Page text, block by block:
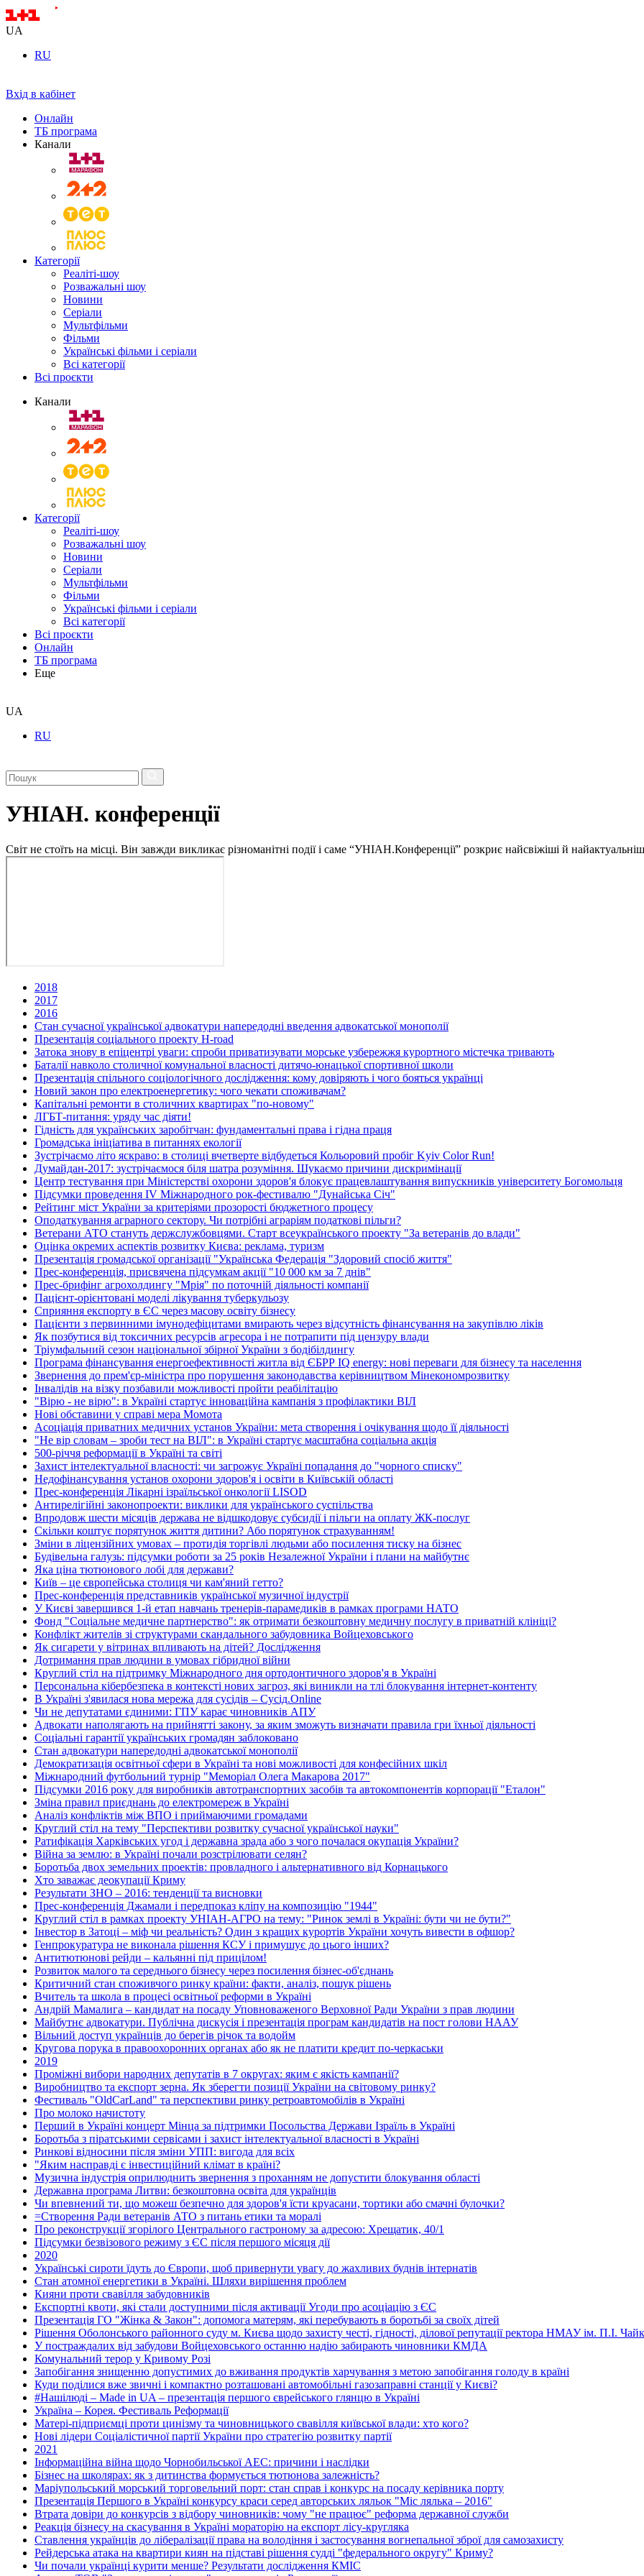
UA
RU
Вхід в кабінет
Онлайн
ТБ програма
Канали
Категорії
Реаліті-шоу
Розважальні шоу
Новини
Серіали
Мультфільми
Фільми
Українські фільми і серіали
Всі категорії
Всі проєкти
Канали
Категорії
Реаліті-шоу
Розважальні шоу
Новини
Серіали
Мультфільми
Фільми
Українські фільми і серіали
Всі категорії
Всі проєкти
Онлайн
ТБ програма
Еще
UA
RU
УНІАН. конференції
Світ не стоїть на місці. Він завжди викликає різноманітні події і саме “УНІАН.Конференції” розкриє найсвіжіші й
2018
2017
2016
Стан сучасної української адвокатури напередодні введення адвокатської монополії
Презентація соціального проекту H-road
Затока знову в епіцентрі уваги: спроби приватизувати морське узбережжя курортного містечка тривають
Баталії навколо столичної комунальної власності дитячо-юнацької спортивної школи
Презентація спільного соціологічного дослідження: кому довіряють і чого бояться українці
Новий закон про електроенергетику: чого чекати споживачам?
Капітальні ремонти в столичних квартирах "по-новому"
ЛГБТ-питання: уряду час діяти!
Гідність для українських заробітчан: фундаментальні права і гідна праця
Громадська ініціатива в питаннях екології
Зустрічаємо літо яскраво: в столиці вчетверте відбудеться Кольоровий пробіг Kyiv Color Run!
Думайдан-2017: зустрічаємося біля шатра розуміння. Шукаємо причини дискримінації
Центр тестування при Міністерстві охорони здоров'я блокує працевлаштування випускників університету Богомольця
Підсумки проведення IV Міжнародного рок-фестивалю "Дунайська Січ"
Рейтинг міст України за критеріями прозорості бюджетного процесу
Оподаткування аграрного сектору. Чи потрібні аграріям податкові пільги?
Ветерани АТО стануть держслужбовцями. Старт всеукраїнського проекту "За ветеранів до влади"
Оцінка окремих аспектів розвитку Києва: реклама, туризм
Презентація громадської організації "Українська Федерація "Здоровий спосіб життя"
Прес-конференція, присвячена підсумкам акції "10 000 км за 7 днів"
Прес-брифінг агрохолдингу "Мрія" по поточній діяльності компанії
Пацієнт-орієнтовані моделі лікування туберкульозу
Сприяння експорту в ЄС через масову освіту бізнесу
Пацієнти з первинними імунодефіцитами вмирають через відсутність фінансування на закупівлю ліків
Як позбутися від токсичних ресурсів агресора і не потрапити під цензуру влади
Тріумфальний сезон національної збірної України з бодібілдингу
Програма фінансування енергоефективності житла від ЄБРР IQ energy: нові переваги для бізнесу та населення
Звернення до прем'єр-міністра про порушення законодавства керівництвом Мінекономрозвитку
Інвалідів на візку позбавили можливості пройти реабілітацію
"Вірю - не вірю": в Україні стартує інноваційна кампанія з профілактики ВІЛ
Нові обставини у справі мера Момота
Асоціація приватних медичних установ України: мета створення і очікування щодо її діяльності
"Не вір словам – зроби тест на ВІЛ": в Україні стартує масштабна соціальна акція
500-річчя реформації в Україні та світі
Захист інтелектуальної власності: чи загрожує Україні попадання до "чорного списку"
Недофінансування установ охорони здоров'я і освіти в Київській області
Прес-конференція Лікарні ізраїльської онкології LISOD
Антирелігійні законопроекти: виклики для українського суспільства
Впродовж шести місяців держава не відшкодовує субсидії і пільги на оплату ЖК-послуг
Скільки коштує порятунок життя дитини? Або порятунок страхуванням!
Зміни в ліцензійних умовах – протидія торгівлі людьми або посилення тиску на бізнес
Будівельна галузь: підсумки роботи за 25 років Незалежної України і плани на майбутнє
Яка ціна тютюнового лобі для держави?
Київ – це європейська столиця чи кам'яний гетто?
Прес-конференція представників української музичної індустрії
У Києві завершився 1-й етап навчань тренерів-парамедиків в рамках програми НАТО
Фонд "Соціальне медичне партнерство": як отримати безкоштовну медичну послугу в приватній клініці?
Конфлікт жителів зі структурами скандального забудовника Войцеховського
Як сигарети у вітринах впливають на дітей? Дослідження
Дотримання прав людини в умовах гібридної війни
Круглий стіл на підтримку Міжнародного дня ортодонтичного здоров'я в Україні
Персональна кібербезпека в контексті нових загроз, які виникли на тлі блокування інтернет-контенту
В Україні з'явилася нова мережа для сусідів – Сусід.Online
Чи не депутатами єдиними: ГПУ карає чиновників АПУ
Адвокати наполягають на прийнятті закону, за яким зможуть визначати правила гри їхньої діяльності
Соціальні гарантії українських громадян заблоковано
Стан адвокатури напередодні адвокатської монополії
Демократизація освітньої сфери в Україні та нові можливості для конфесійних шкіл
Міжнародний футбольний турнір "Меморіал Олега Макарова 2017"
Підсумки 2016 року для виробників автотранспортних засобів та автокомпонентів корпорації "Еталон"
Зміна правил приєднань до електромереж в Україні
Аналіз конфліктів між ВПО і приймаючими громадами
Круглий стіл на тему "Перспективи розвитку сучасної української науки"
Ратифікація Харківських угод і державна зрада або з чого почалася окупація України?
Війна за землю: в Україні почали розстрілювати селян?
Боротьба двох земельних проектів: провладного і альтернативного від Корнацького
Хто заважає деокупації Криму
Результати ЗНО – 2016: тенденції та висновки
Прес-конференція Джамали і передпоказ кліпу на композицію "1944"
Круглий стіл в рамках проекту УНІАН-АГРО на тему: "Ринок землі в Україні: бути чи не бути?"
Інвестор в Затоці – міф чи реальність? Один з кращих курортів України хочуть вивести в офшор?
Генпрокуратура не виконала рішення КСУ і примушує до цього інших?
Антитютюнові рейди – кальянні під прицілом!
Розвиток малого та середнього бізнесу через посилення бізнес-об'єднань
Критичний стан споживчого ринку країни: факти, аналіз, пошук рішень
Вчитель та школа в процесі освітньої реформи в Україні
Андрій Мамалига – кандидат на посаду Уповноваженого Верховної Ради України з прав людини
Майбутнє адвокатури. Публічна дискусія і презентація програм кандидатів на пост голови НААУ
Вільний доступ українців до берегів річок та водойм
Кругова порука в правоохоронних органах або як не платити кредит по-черкаськи
2019
Проміжні вибори народних депутатів в 7 округах: яким є якість кампанії?
Виробництво та експорт зерна. Як зберегти позиції України на світовому ринку?
Фестиваль "OldCarLand" та перспективи ринку ретроавтомобілів в Україні
Про молоко начистоту
Перший в Україні концерт Мінца за підтримки Посольства Держави Ізраїль в Україні
Боротьба з піратськими сервісами і захист інтелектуальної власності в Україні
Ринкові відносини після зміни УПП: вигода для всіх
"Яким насправді є інвестиційний клімат в країні?
Музична індустрія оприлюднить звернення з проханням не допустити блокування області
Державна програма Литви: безкоштовна освіта для українців
Чи впевнений ти, що можеш безпечно для здоров'я їсти круасани, тортики або смачні булочки?
=Створення Ради ветеранів АТО з питань етики та моралі
Про реконструкції згорілого Центрального гастроному за адресою: Хрещатик, 40/1
Підсумки безвізового режиму з ЄС після першого місяця дії
2020
Українські сироти їдуть до Європи, щоб привернути увагу до жахливих буднів інтернатів
Стан атомної енергетики в Україні. Шляхи вирішення проблем
Кияни проти свавілля забудовників
Експортні квоти, які стали доступними після активації Угоди про асоціацію з ЄС
Презентація ГО "Жінка & Закон": допомога матерям, які перебувають в боротьбі за своїх дітей
Рішення Оболонського районного суду м. Києва щодо захисту честі, гідності, ділової репутації ректора НМАУ ім. П.І.
У постраждалих від забудови Войцеховського останню надію забирають чиновники КМДА
Комунальний терор у Кривому Розі
Запобігання знищенню допустимих до вживання продуктів харчування з метою запобігання голоду в країні
Куди поділися вже звичні і компактно розташовані автомобільні газозаправні станції у Києві?
#Нашілюді – Made in UA – презентація першого єврейського глянцю в Україні
Україна – Корея. Фестиваль Реформації
Матері-підприємці проти цинізму та чиновницького свавілля київської влади: хто кого?
Нові лідери Соціалістичної партії України про стратегію розвитку партії
2021
Інформаційна війна щодо Чорнобильської АЕС: причини і наслідки
Бізнес на школярах: як з дитинства формується тютюнова залежність?
Маріупольський морський торговельний порт: стан справ і конкурс на посаду керівника порту
Презентація Першого в Україні конкурсу краси серед авторських ляльок "Міс лялька – 2016"
Втрата довіри до конкурсів з відбору чиновників: чому "не працює" реформа державної служби
Реакція бізнесу на скасування в Україні мораторію на експорт лісу-кругляка
Ставлення українців до лібералізації права на володіння і застосування вогнепальної зброї для самозахисту
Рейдерська атака на квартири киян на підставі рішення судді "федерального округу" Криму?
Чи почали українці курити менше? Результати дослідження КМІС